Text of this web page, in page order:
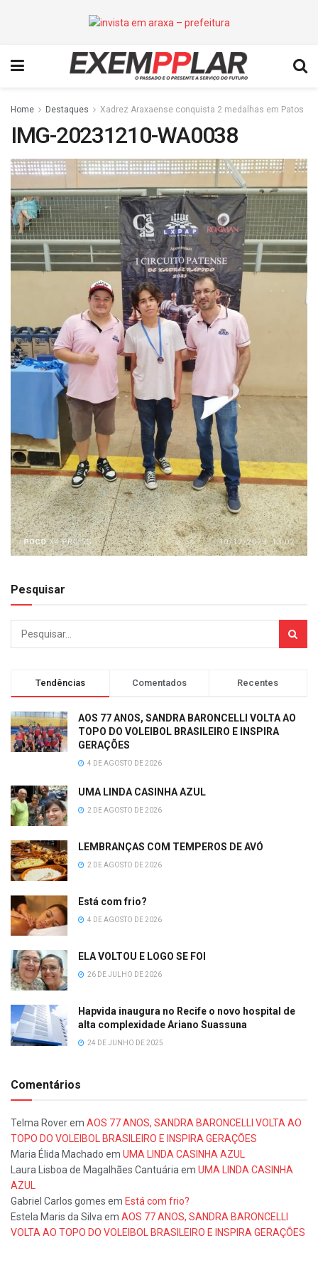
Home Destaques Xadrez Araxaense conquista 2 medalhas em Patos
IMG-20231210-WA0038
Pesquisar
Tendências Comentados Recentes
AOS 77 ANOS, SANDRA BARONCELLI VOLTA AO
TOPO DO VOLEIBOL BRASILEIRO E INSPIRA
GERAÇÕES
4 DE AGOSTO DE 2026
UMA LINDA CASINHA AZUL
2 DE AGOSTO DE 2026
LEMBRANÇAS COM TEMPEROS DE AVÓ
2 DE AGOSTO DE 2026
Está com frio?
4 DE AGOSTO DE 2026
ELA VOLTOU E LOGO SE FOI
26 DE JULHO DE 2026
Hapvida inaugura no Recife o novo hospital de
alta complexidade Ariano Suassuna
24 DE JUNHO DE 2025
Comentários
Telma Roverem AOS 77 ANOS, SANDRA BARONCELLI VOLTA AO
TOPO DO VOLEIBOL BRASILEIRO E INSPIRA GERAÇÕES
Maria Élida Machado em UMA LINDA CASINHA AZUL
Laura Lisboa de Magalhães Cantuáriaem UMA LINDA CASINHA
AZUL
Gabriel Carlos gomes em Está com frio?
Estela Maris da Silvaem AOS 77 ANOS, SANDRA BARONCELLI
VOLTA AO TOPO DO VOLEIBOL BRASILEIRO E INSPIRA GERAÇÕES